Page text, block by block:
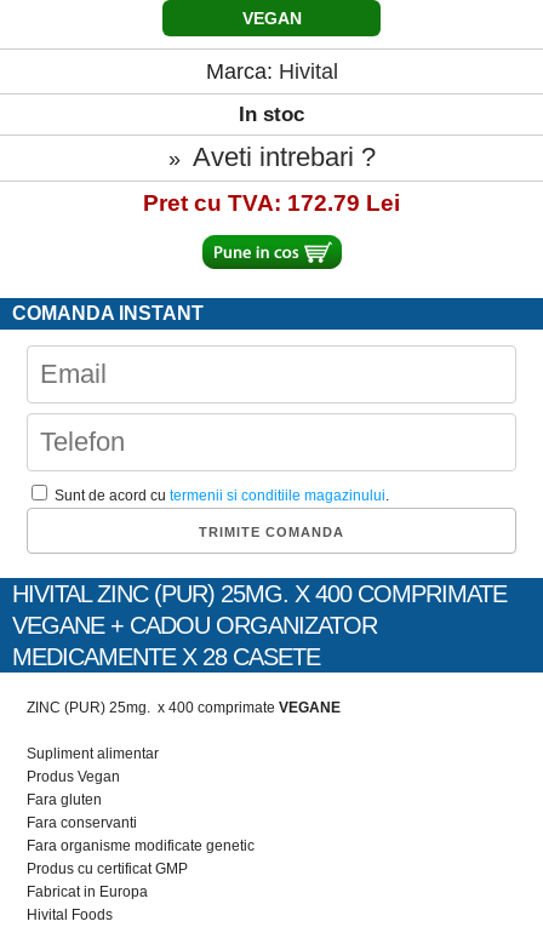
VEGAN
Marca: Hivital
In stoc
» Aveti intrebari ?
Pret cu TVA: 172.79 Lei
COMANDA INSTANT
Sunt de acord cutermenii si conditiile magazinului.
HIVITAL ZINC (PUR) 25MG. X 400 COMPRIMATE
VEGANE + CADOU ORGANIZATOR
MEDICAMENTE X 28 CASETE
ZINC (PUR) 25mg. x 400 comprimateVEGANE
Supliment alimentar
Produs Vegan
Fara gluten
Fara conservanti
Fara organisme modificate genetic
Produs cu certificat GMP
Fabricat in Europa
Hivital Foods